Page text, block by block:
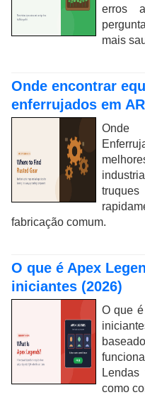
erros
mais
Onde encontrar
enferrujados em
Onde
fabricação comum.
O que é Apex
iniciantes (2026)
O que
como